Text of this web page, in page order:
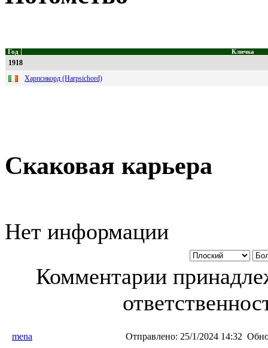
Год Кличка
1918
Харпсикорд (Harpsichord)
Скаковая карьера
Нет информации
Комментарии
mena Отправлено: 25/1/2024 14:32